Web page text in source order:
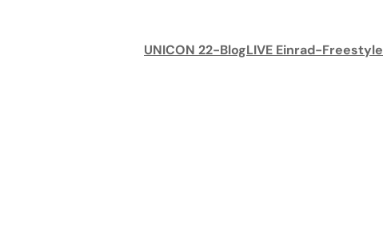
UNICON 22-BlogLIVE Einrad-Freestyle